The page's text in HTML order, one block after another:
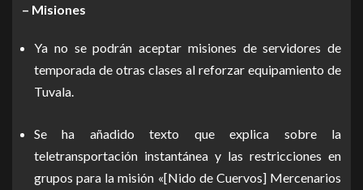
– Misiones
Ya no se podrán aceptar misiones de servidores de
temporada de otras clases al reforzar equipamiento de
Tuvala.
Se ha añadido texto que explica sobre la
teletransportación instantánea y las restricciones en
grupos para la misión «[Nido de Cuervos] Mercenarios